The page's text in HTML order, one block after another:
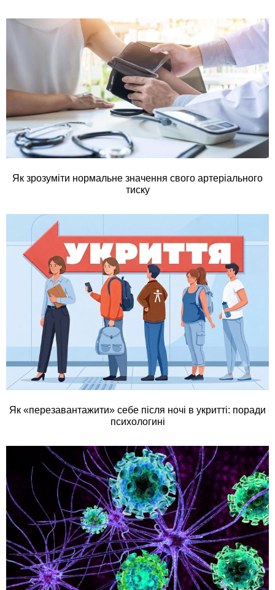
Як зрозуміти нормальне значення свого артеріального
тиску
Як «перезавантажити» себе після ночі в укритті: поради
психологині